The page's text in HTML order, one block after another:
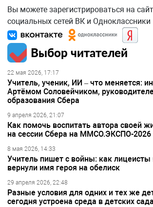
Вы можете зарегистрироваться на
социальных сетей ВК и Одноклассники
Выбор читателей
22 мая 2026, 17:17
Учитель, ученик, ИИ – что меняется:
Артёмом Соловейчиком,
образования Сбера
9 апреля 2026, 21:07
Как помочь воспитать автора своей
на сессии Сбера на ММСО.ЭКСПО-2026
8 мая 2026, 14:33
Учитель пишет с войны: как лицеисты
вернули имя героя на обелиск
29 апреля 2026, 22:48
Разные условия для одних и тех же
сегодня устроена среда в детских